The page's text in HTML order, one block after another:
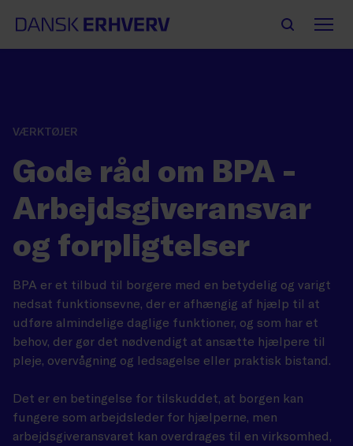
VÆRKTØJER
Gode råd om BPA -
Arbejdsgiveransvar
og forpligtelser
BPA er et tilbud til borgere med en betydelig og varigt
nedsat funktionsevne, der er afhængig af hjælp til at
udføre almindelige daglige funktioner, og som har et
behov, der gør det nødvendigt at ansætte hjælpere til
pleje, overvågning og ledsagelse eller praktisk bistand.
Det er en betingelse for tilskuddet, at borgen kan
fungere som arbejdsleder for hjælperne, men
arbejdsgiveransvaret kan overdrages til en virksomhed,